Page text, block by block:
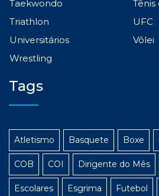
Taekwondo
Tênis
Triathlon
UFC
Universitários
Vôlei
Wrestling
Tags
Atletismo Basquete Boxe
COB COI Dirigente do Mês
Escolares Esgrima Futebol